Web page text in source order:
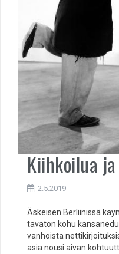
Kiihkoilua
2.5.2019
Äskeisen Berliinissä
tavaton kohu
vanhoista
asia nousi aivan